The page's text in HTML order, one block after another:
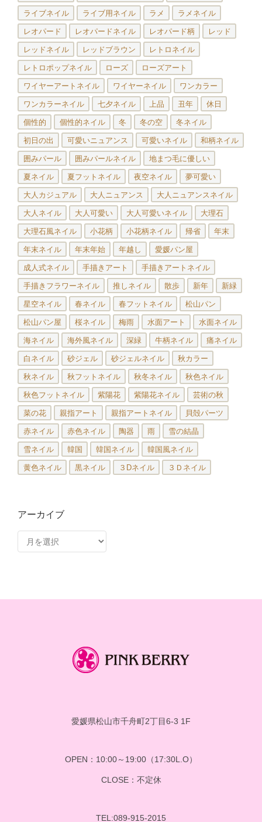
ライブネイル ライブ用ネイル ラメ ラメネイル
レオパード レオパードネイル レオパード柄 レッド
レッドネイル レッドブラウン レトロネイル
レトロポップネイル ローズ ローズアート
ワイヤーアートネイル ワイヤーネイル ワンカラー
ワンカラーネイル 七夕ネイル 上品 丑年 休日
個性的 個性的ネイル 冬 冬の空 冬ネイル
初日の出 可愛いニュアンス 可愛いネイル 和柄ネイル
囲みパール 囲みパールネイル 地まつ毛に優しい
夏ネイル 夏フットネイル 夜空ネイル 夢可愛い
大人カジュアル 大人ニュアンス 大人ニュアンスネイル
大人ネイル 大人可愛い 大人可愛いネイル 大理石
大理石風ネイル 小花柄 小花柄ネイル 帰省 年末
年末ネイル 年末年始 年越し 愛媛パン屋
成人式ネイル 手描きアート 手描きアートネイル
手描きフラワーネイル 推しネイル 散歩 新年 新緑
星空ネイル 春ネイル 春フットネイル 松山パン
松山パン屋 桜ネイル 梅雨 水面アート 水面ネイル
海ネイル 海外風ネイル 深緑 牛柄ネイル 痛ネイル
白ネイル 砂ジェル 砂ジェルネイル 秋カラー
秋ネイル 秋フットネイル 秋冬ネイル 秋色ネイル
秋色フットネイル 紫陽花 紫陽花ネイル 芸術の秋
菜の花 親指アート 親指アートネイル 貝殻パーツ
赤ネイル 赤色ネイル 陶器 雨 雪の結晶
雪ネイル 韓国 韓国ネイル 韓国風ネイル
黄色ネイル 黒ネイル ３Dネイル ３Ｄネイル
アーカイブ
ー
愛媛県松山市千舟町2丁目6-3 1F
OPEN：10:00～19:00（17:30L.O）
CLOSE：不定休
TEL:089-915-2015